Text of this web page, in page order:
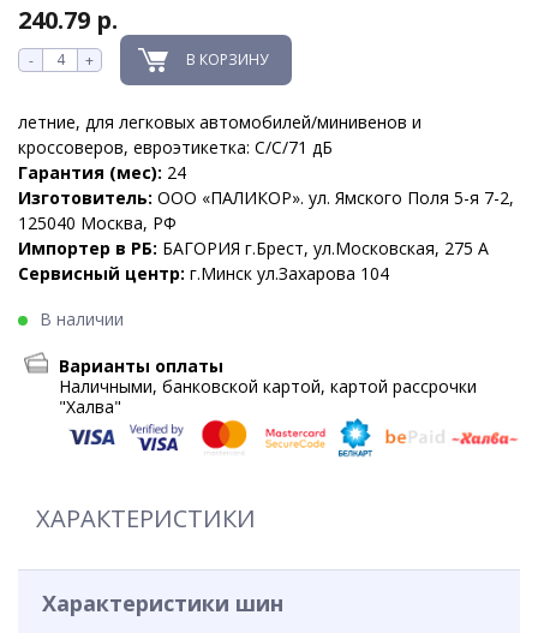
240.79 р.
- + В КОРЗИНУ
летние, для легковых автомобилей/минивенов и
кроссоверов, евроэтикетка: C/C/71 дБ
Гарантия (мес): 24
Изготовитель: ООО «ПАЛИКОР». ул. Ямского Поля 5-я 7-2,
125040 Москва, РФ
Импортер в РБ: БАГОРИЯ г.Брест, ул.Московская, 275 А
Сервисный центр: г.Минск ул.Захарова 104
В наличии
Варианты оплаты
Наличными, банковской картой, картой рассрочки
"Халва"
ХАРАКТЕРИСТИКИ
Характеристики шин